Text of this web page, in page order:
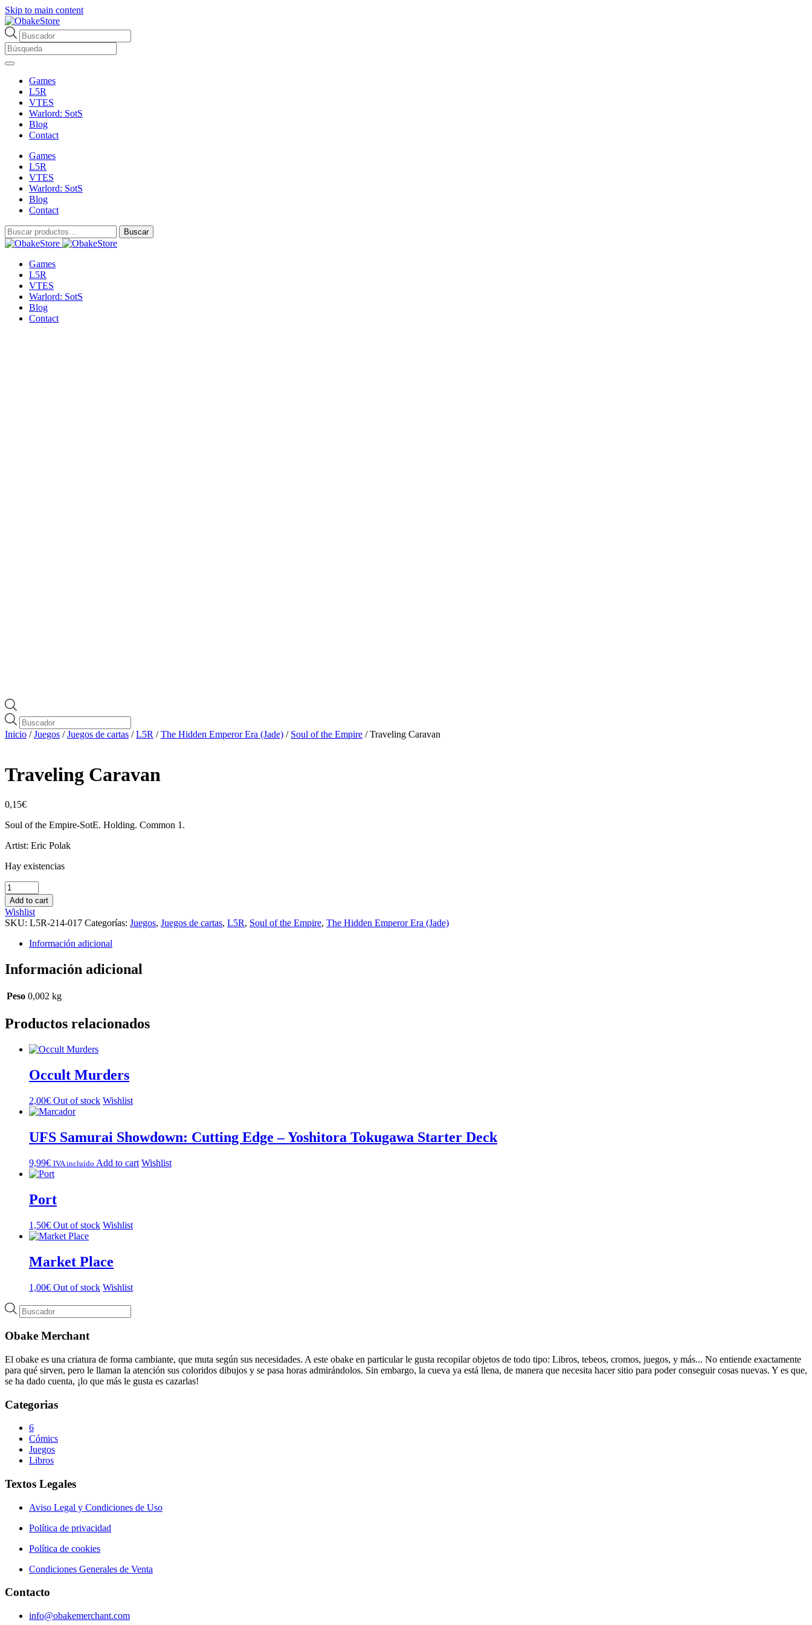
Skip to main content
Búsqueda
de
productos
Games
L5R
VTES
Warlord: SotS
Blog
Contact
Games
L5R
VTES
Warlord: SotS
Blog
Contact
Buscar
por:
Buscar
Games
L5R
VTES
Warlord: SotS
Blog
Contact
Búsqueda
de
productos
Inicio /Juegos /Juegos de cartas /L5R /The Hidden Emperor Era (Jade) / Soul of the Empire / Traveling Caravan
Traveling Caravan
0,15€
Soul of the Empire-SotE. Holding. Common 1.
Artist: Eric Polak
Hay existencias
Traveling
Caravan
cantidad
Add to cart
Wishlist
SKU: L5R-214-017 Categorías: Juegos, Juegos de cartas, L5R, Soul of the Empire, The Hidden Emperor Era (Jade)
Información adicional
Información adicional
Peso 0,002 kg
Productos relacionados
Occult Murders
2,00€ Out of stock Wishlist
UFS Samurai Showdown: Cutting Edge – Yoshitora Tokugawa Starter Deck
9,99€ IVA incluído Add to cart Wishlist
Port
1,50€ Out of stock Wishlist
Market Place
1,00€ Out of stock Wishlist
Búsqueda
de
Obake Merchant
El obake es una criatura de forma cambiante, que muta según sus necesidades. A este obake en particular le gusta recopilar objetos de todo tipo: Libros, tebeos, cromos, juegos, y más... No entiende exactamente
para qué sirven, pero le llaman la atención sus coloridos dibujos y se pasa horas admirándolos. Sin embargo, la cueva ya está llena, de manera que necesita hacer sitio para poder conseguir cosas nuevas. Y es que,
se ha dado cuenta, ¡lo que más le gusta es cazarlas!
Categorias
6
Cómics
Juegos
Libros
Textos Legales
Aviso Legal y Condiciones de Uso
Política de privacidad
Política de cookies
Condiciones Generales de Venta
Contacto
info@obakemerchant.com